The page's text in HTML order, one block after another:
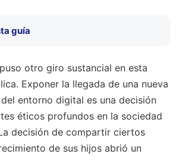
guía
otro giro sustancial en esta
Exponer la llegada de una nueva
entorno digital es una decisión
éticos profundos en la sociedad
decisión de compartir ciertos
de sus hijos abrió un